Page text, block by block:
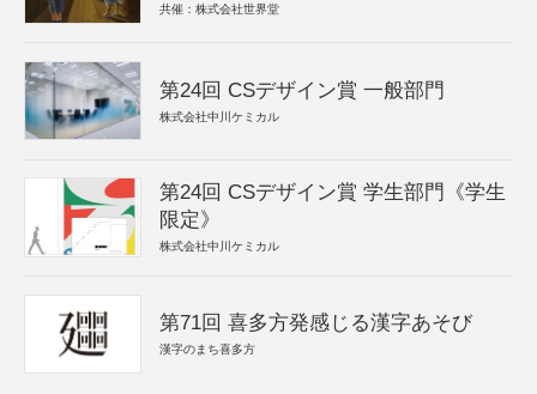
共催：株式会社世界堂
第24回 CSデザイン賞 一般部門
株式会社中川ケミカル
第24回 CSデザイン賞 学生部門《学生
限定》
株式会社中川ケミカル
第71回 喜多方発感じる漢字あそび
漢字のまち喜多方